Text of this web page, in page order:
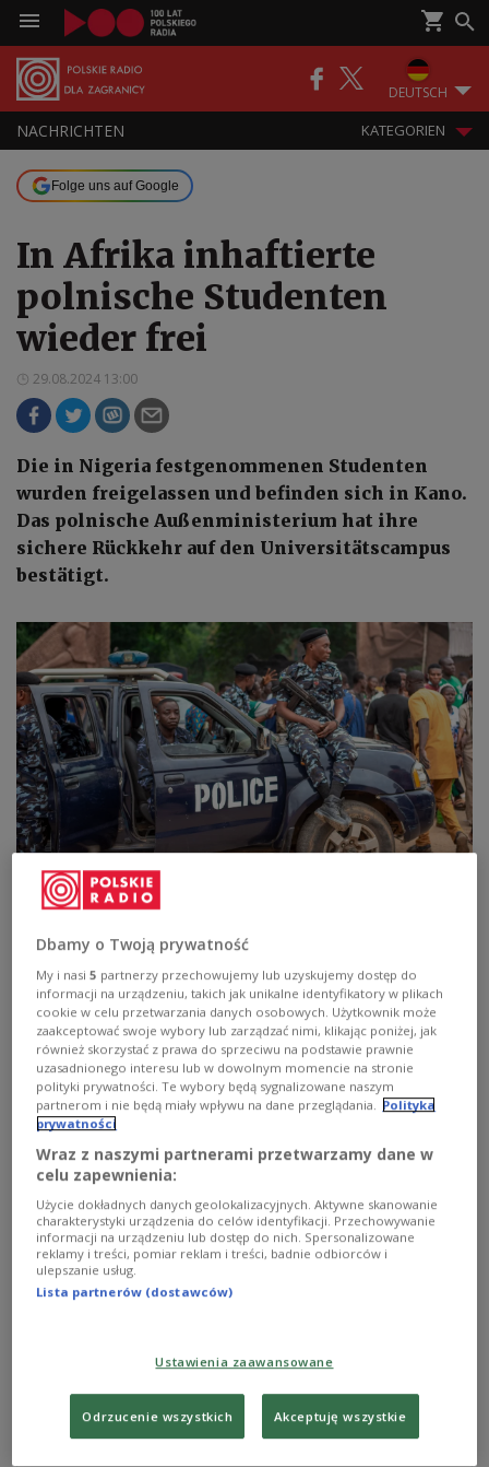
DEUTSCH
NACHRICHTEN KATEGORIEN
Folge uns auf Google
In Afrika inhaftierte
polnische Studenten
wieder frei
29.08.2024 13:00
Die in Nigeria festgenommenen Studenten
wurden freigelassen und befinden sich in Kano.
Das polnische Außenministerium hat ihre
sichere Rückkehr auf den Universitätscampus
bestätigt.
Die in Nigeria festgenommenen polnischen Studenten wurden
freigelassen und befinden sich in Kano. Das polnische Außenministerium
Owoeye / Shutterstock.com
Außenminister Radosław Sikorskihat am
Donnerstag mit einem Vertreter der Familiender
Studentengesprochen. Er bedankte sich für die
gute Zusammenarbeit. „Die jungen Leute sind jetzt
mit ihren Pässen auf dem Campus in Kano. Diese
langwierige Qual hat zum Glück ein gutes Ende
gefunden. Ich bin sehr froh und dankbar für die
gute Zusammenarbeit zwischen den Familien und
dem Außenministerium. Sie war sehr hilfreich“,
betonte Sikorski in einem Update in den sozialen
Medien. „Ich glaube, die Schüler haben eine
beschleunigte Lektion in Afrikanistik erhalten. Ich
Spitzendiplomat hinzu.
Dbamy o Twoją prywatność
My i nasi5 partnerzy przechowujemy lub uzyskujemy dostęp do
informacji na urządzeniu, takich jak unikalne identyfikatory w plikach
cookie w celu przetwarzania danych osobowych. Użytkownik może
zaakceptować swoje wybory lub zarządzać nimi, klikając poniżej, jak
również skorzystać z prawa do sprzeciwu na podstawie prawnie
uzasadnionego interesu lub w dowolnym momencie na stronie
polityki prywatności. Te wybory będą sygnalizowane naszym
partnerom i nie będą miały wpływu na dane przeglądania. Polityka
prywatności
Wraz z naszymi partnerami przetwarzamy dane w
celu zapewnienia:
Użycie dokładnych danych geolokalizacyjnych. Aktywne skanowanie
charakterystyki urządzenia do celów identyfikacji. Przechowywanie
informacji na urządzeniu lub dostęp do nich. Spersonalizowane
reklamy i treści, pomiar reklam i treści, badnie odbiorców i
ulepszanie usług.
Lista partnerów (dostawców)
Ustawienia zaawansowane
Odrzucenie wszystkich Akceptuję wszystkie